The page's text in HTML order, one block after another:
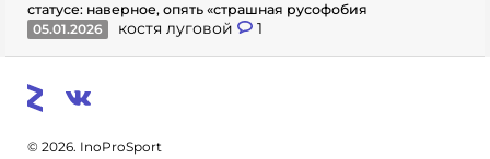
статусе: наверное, опять «страшная русофобия
05.01.2026
костя луговой 1
© 2026. InoProSport